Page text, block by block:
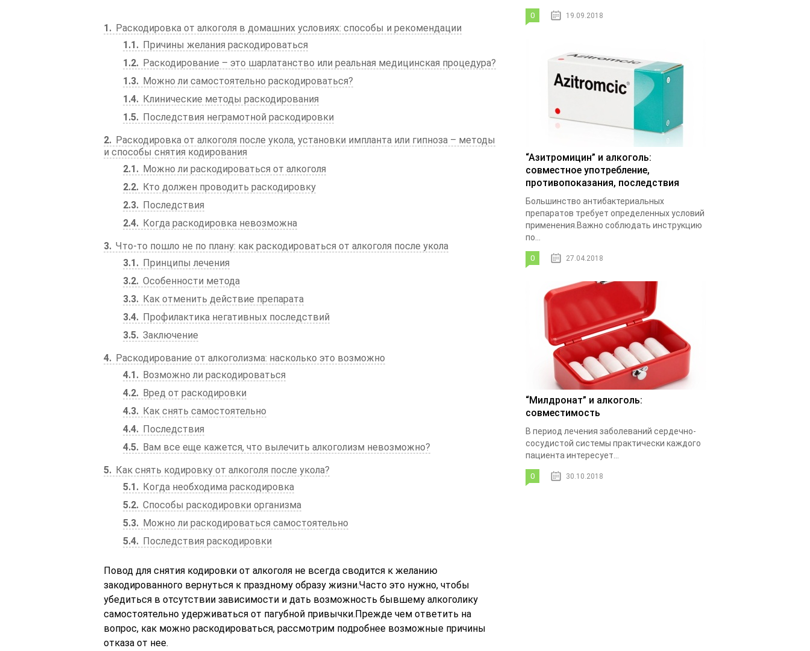
1
Раскодировка от алкоголя в домашних условиях: способы и рекомендации
1.1
Причины желания раскодироваться
1.2
Раскодирование – это шарлатанство или реальная медицинская процедура?
1.3
Можно ли самостоятельно раскодироваться?
1.4
Клинические методы раскодирования
1.5
Последствия неграмотной раскодировки
2
Раскодировка от алкоголя после укола, установки импланта или гипноза – методы
и способы снятия кодирования
2.1
Можно ли раскодироваться от алкоголя
2.2
Кто должен проводить раскодировку
2.3
Последствия
2.4
Когда раскодировка невозможна
3 Что-то пошло не по плану: как раскодироваться от алкоголя после укола
3.1
Принципы лечения
3.2 Особенности метода
3.3
Как отменить действие препарата
3.4
Профилактика негативных последствий
3.5 Заключение
4
Раскодирование от алкоголизма: насколько это возможно
4.1
Возможно ли раскодироваться
4.2
Вред от раскодировки
4.3
Как снять самостоятельно
4.4
Последствия
4.5
Вам все еще кажется, что вылечить алкоголизм невозможно?
5
Как снять кодировку от алкоголя после укола?
5.1
Когда необходима раскодировка
5.2 Способы раскодировки организма
5.3
Можно ли раскодироваться самостоятельно
5.4
Последствия раскодировки
Повод для снятия кодировки от алкоголя не всегда сводится к желанию
закодированного вернуться к праздному образу жизни.Часто это нужно, чтобы
убедиться в отсутствии зависимости и дать возможность бывшему алкоголику
самостоятельно удерживаться от пагубной привычки.Прежде чем ответить на
вопрос, как можно раскодироваться, рассмотрим подробнее возможные причины
отказа от нее.
0 19.09.2018
“Азитромицин” и алкоголь:
совместное употребление,
противопоказания, последствия
Большинство антибактериальных
препаратов требует определенных условий
применения.Важно соблюдать инструкцию
по...
0 27.04.2018
“Милдронат” и алкоголь:
совместимость
В период лечения заболеваний сердечно-
сосудистой системы практически каждого
пациента интересует...
0 30.10.2018